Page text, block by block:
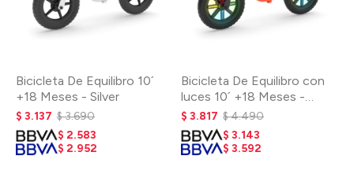
Bicicleta De Equilibro 10´
+18 Meses - Silver
$ 3.137 $3.690
$ 2.583
$ 2.952
Bicicleta De Equilibro con
luces 10´ +18 Meses -
Naranja
$ 3.817 $4.490
$ 3.143
$ 3.592